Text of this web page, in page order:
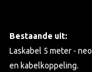
Bestaande uit:
Laskabel 5 meter -
en kabelkoppeling.